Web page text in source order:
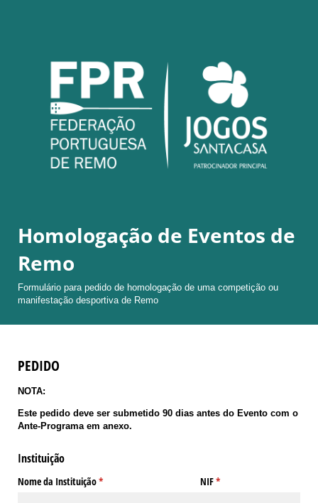
Homologação de Eventos de
Remo
Formulário para pedido de homologação de uma competição ou
manifestação desportiva de Remo
PEDIDO
NOTA:
Este pedido deve ser submetido 90 dias antes do Evento com o
Ante-Programa em anexo.
Instituição
Nome da Instituição*
(obrigatório) NIF*
(obrigatório)